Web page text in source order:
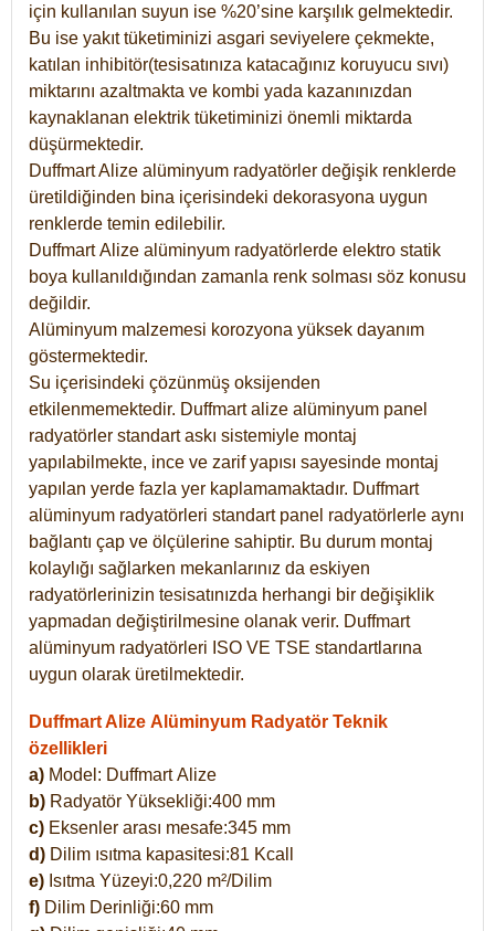
için kullanılan suyun ise %20’sine karşılık gelmektedir.
Bu ise yakıt tüketiminizi asgari seviyelere çekmekte,
katılan inhibitör(tesisatınıza katacağınız koruyucu sıvı)
miktarını azaltmakta ve kombi yada kazanınızdan
kaynaklanan elektrik tüketiminizi önemli miktarda
düşürmektedir.
Duffmart Alize alüminyum radyatörler değişik renklerde
üretildiğinden bina içerisindeki dekorasyona uygun
renklerde temin edilebilir.
DuffmartAlize alüminyum radyatörlerde elektro statik
boya kullanıldığından zamanla renk solması söz konusu
değildir.
Alüminyum malzemesi korozyona yüksek dayanım
göstermektedir.
Su içerisindeki çözünmüş oksijenden
etkilenmemektedir. Duffmart alize alüminyum panel
radyatörler standart askı sistemiyle montaj
yapılabilmekte, ince ve zarif yapısı sayesinde montaj
yapılan yerde fazla yer kaplamamaktadır. Duffmart
alüminyum radyatörleri standart panel radyatörlerle aynı
bağlantı çap ve ölçülerine sahiptir. Bu durum montaj
kolaylığı sağlarken mekanlarınız da eskiyen
radyatörlerinizin tesisatınızda herhangi bir değişiklik
yapmadan değiştirilmesine olanak verir. Duffmart
alüminyum radyatörleri ISO VE TSE standartlarına
uygun olarak üretilmektedir.
Duffmart Alize Alüminyum Radyatör Teknik
özellikleri
a) Model: DuffmartAlize
b) Radyatör Yüksekliği:400 mm
c) Eksenler arası mesafe:345 mm
d) Dilim ısıtma kapasitesi:81 Kcall
e) Isıtma Yüzeyi:0,220 m²/Dilim
f) Dilim Derinliği:60 mm